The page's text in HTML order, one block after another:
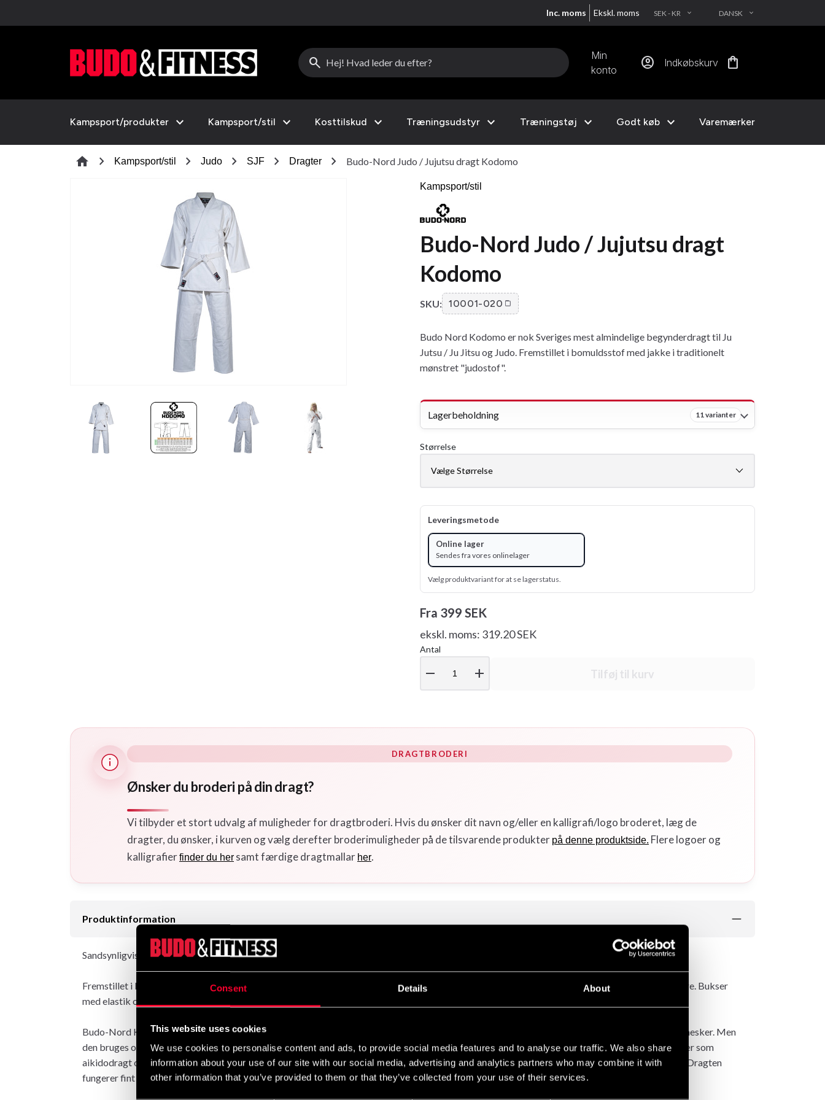
Consent Details About
This website uses cookies
We use cookies to personalise content and ads, to provide social media features and to analyse our traffic. We also share
information about your use of our site with our social media, advertising and analytics partners who may combine it with
other information that you’ve provided to them or that they’ve collected from your use of their services.
Inc. moms Ekskl. moms SEK - KR EXPAND_MORE DANSK EXPAND_MORE
search
Min
konto
account_circle Indkøbskurv shopping_bag
Kampsport/produkter expand_more Kampsport/stil expand_more Kosttilskud expand_more Træningsudstyr expand_more Træningstøj expand_more Godt køb expand_more Varemærker
home chevron_right Kampsport/stil chevron_right Judo chevron_right SJF chevron_right Dragter chevron_right Budo-Nord Judo / Jujutsu dragt Kodomo
Kampsport/stil
Budo-Nord Judo / Jujutsu dragt
Kodomo
SKU: 10001-020
Budo Nord Kodomo er nok Sveriges mest almindelige begynderdragt til Ju
Jutsu / Ju Jitsu og Judo. Fremstillet i bomuldsstof med jakke i traditionelt
mønstret "judostof".
Lagerbeholdning 11 varianter
Størrelse
Leveringsmetode
Online lager
Sendes fra vores onlinelager
Vælg produktvariant for at se lagerstatus.
Fra 399 SEK
ekskl. moms: 319.20 SEK
Antal
remove add Tilføj til kurv
DRAGTBRODERI
Ønsker du broderi på din dragt?
Vi tilbyder et stort udvalg af muligheder for dragtbroderi. Hvis du ønsker dit navn og/eller en kalligrafi/logo broderet, læg de
dragter, du ønsker, i kurven og vælg derefter broderimuligheder på de tilsvarende produkter på denne produktside. Flere logoer og
kalligrafierfinder du her samt færdige dragtmallar her.
Produktinformation
Sandsynligvis det mest almindelige begynderkostume i Sverige.
Fremstillet i bomuldsstof med jakke i traditionelt mønstret "judostof". God krave til grebstræning med tilpasning i de mindre størrelser til de yngre. Bukser
med elastik og snøre i taljen. Klip efter vores "standard gi" (se skitse).
Budo-Nord Kodomo blev oprindeligt udviklet som en gi for begyndere i judo. Den fungerer fantastisk som judodragt til begyndere og yngre mennesker. Men
den bruges også som en jujutsu-dragt (jiujitsu-dragt) i jujutsu-stile med kampelementer og da primært til begyndere og yngre. Den er også populær som
aikidodragt og bruges i aikido af både begyndere og øvede. Til BJJ (brasiliansk ju-jutsu) kan vi anbefale Budo-Nord Kodomo til børn op til 13 år. Dragten
fungerer fint som konkurrencedragt til børn, men til voksne (+75 kg) der dyrker konkurrencetræning anbefaler vi en stærkere dragt.